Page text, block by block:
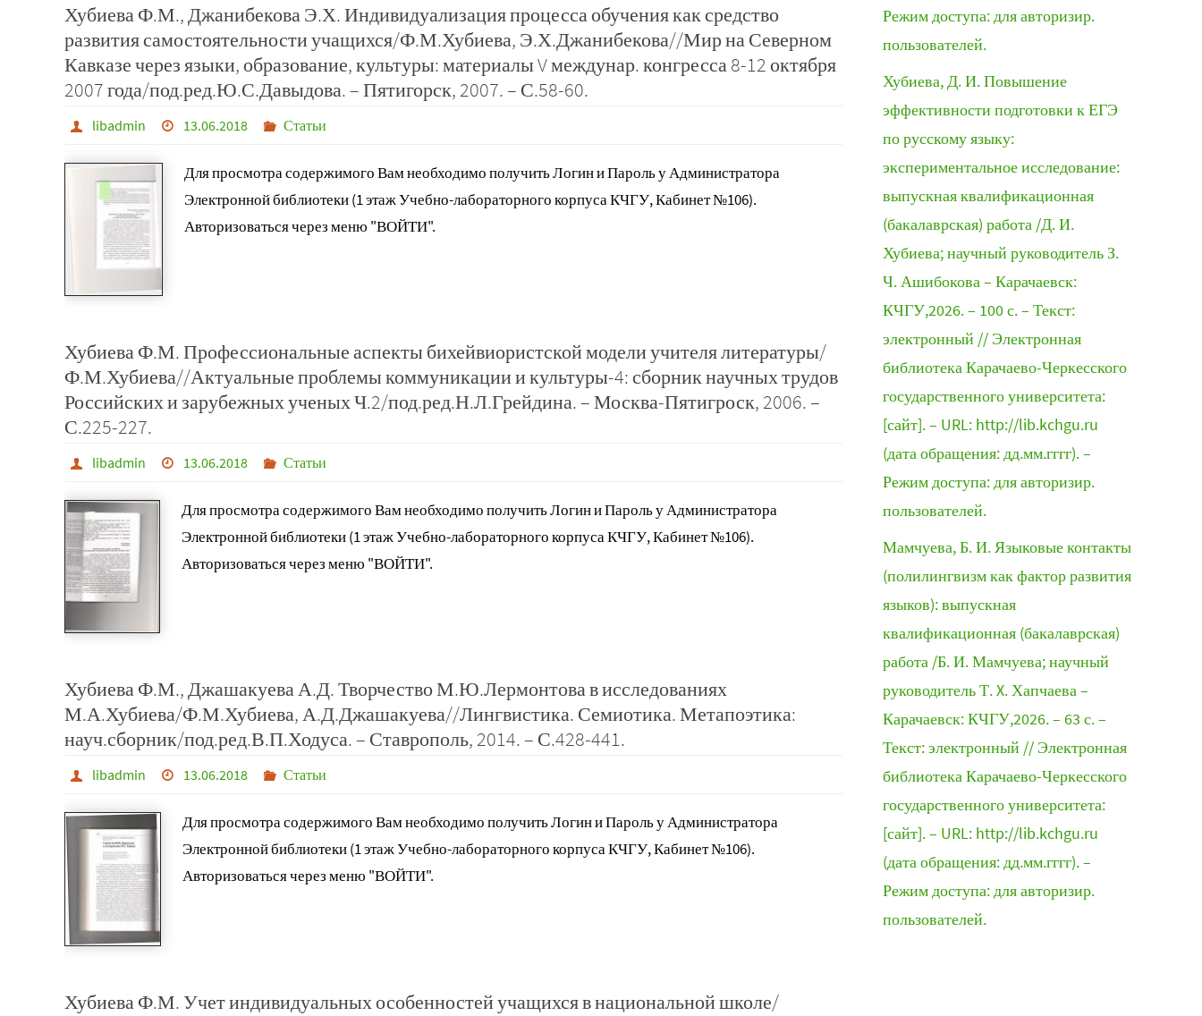
Хубиева Ф.М., Джанибекова Э.Х. Индивидуализация процесса обучения как средство
развития самостоятельности учащихся/Ф.М.Хубиева, Э.Х.Джанибекова//Мир на Северном
Кавказе через языки, образование, культуры: материалы V междунар. конгресса 8-12 октября
2007 года/под.ред.Ю.С.Давыдова. – Пятигорск, 2007. – С.58-60.
libadmin 13.06.2018 Статьи
Для просмотра содержимого Вам необходимо получить Логин и Пароль у Администратора
Электронной библиотеки (1 этаж Учебно-лабораторного корпуса КЧГУ, Кабинет №106).
Авторизоваться через меню "ВОЙТИ".
Хубиева Ф.М. Профессиональные аспекты бихейвиористской модели учителя литературы/
Ф.М.Хубиева//Актуальные проблемы коммуникации и культуры-4: сборник научных трудов
Российских и зарубежных ученых Ч.2/под.ред.Н.Л.Грейдина. – Москва-Пятигроск, 2006. –
С.225-227.
libadmin 13.06.2018 Статьи
Для просмотра содержимого Вам необходимо получить Логин и Пароль у Администратора
Электронной библиотеки (1 этаж Учебно-лабораторного корпуса КЧГУ, Кабинет №106).
Авторизоваться через меню "ВОЙТИ".
Хубиева Ф.М., Джашакуева А.Д. Творчество М.Ю.Лермонтова в исследованиях
М.А.Хубиева/Ф.М.Хубиева, А.Д.Джашакуева//Лингвистика. Семиотика. Метапоэтика:
науч.сборник/под.ред.В.П.Ходуса. – Ставрополь, 2014. – С.428-441.
libadmin 13.06.2018 Статьи
Для просмотра содержимого Вам необходимо получить Логин и Пароль у Администратора
Электронной библиотеки (1 этаж Учебно-лабораторного корпуса КЧГУ, Кабинет №106).
Авторизоваться через меню "ВОЙТИ".
Хубиева Ф.М. Учет индивидуальных особенностей учащихся в национальной школе/
Режим доступа: для авторизир.
пользователей.
Хубиева, Д. И. Повышение
эффективности подготовки к ЕГЭ
по русскому языку:
экспериментальное исследование:
выпускная квалификационная
(бакалаврская) работа /Д. И.
Хубиева; научный руководитель З.
Ч. Ашибокова – Карачаевск:
КЧГУ,2026. – 100 с. – Текст:
электронный // Электронная
библиотека Карачаево-Черкесского
государственного университета:
[сайт]. – URL: http://lib.kchgu.ru
(дата обращения: дд.мм.гггг). –
Режим доступа: для авторизир.
пользователей.
Мамчуева, Б. И. Языковые контакты
(полилингвизм как фактор развития
языков): выпускная
квалификационная (бакалаврская)
работа /Б. И. Мамчуева; научный
руководитель Т. X. Хапчаева –
Карачаевск: КЧГУ,2026. – 63 с. –
Текст: электронный // Электронная
библиотека Карачаево-Черкесского
государственного университета:
[сайт]. – URL: http://lib.kchgu.ru
(дата обращения: дд.мм.гггг). –
Режим доступа: для авторизир.
пользователей.